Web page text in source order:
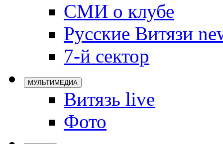
СМИ о клубе
Русские Витязи
7-й сектор
МУЛЬТИМЕДИА
Витязь live
Фото